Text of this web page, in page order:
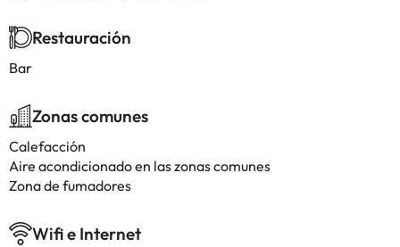
Restauración
Bar
Zonas comunes
Calefacción
Aire acondicionado en las zonas comunes
Zona de fumadores
Wifi e Internet